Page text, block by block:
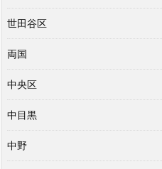
世田谷区
両国
中央区
中目黒
中野